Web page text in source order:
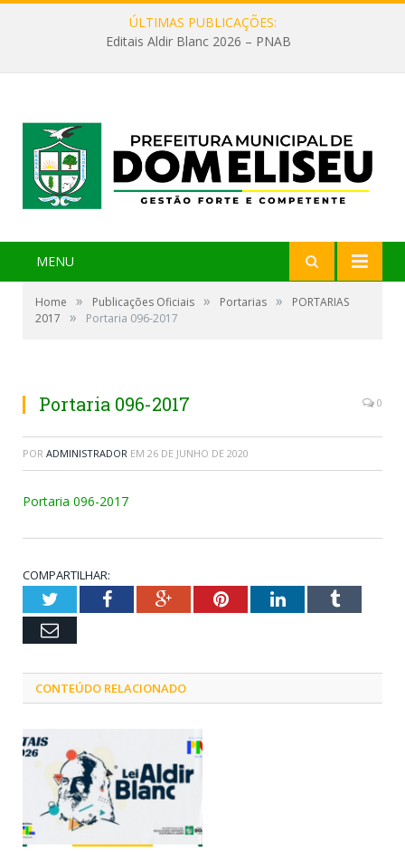
ÚLTIMAS PUBLICAÇÕES:
Editais Aldir Blanc 2026 – PNAB
MENU
Home » Publicações Oficiais » Portarias »
PORTARIAS
2017
» Portaria 096-2017
Portaria 096-2017 0
POR ADMINISTRADOR EM 26 DE JUNHO DE 2020
Portaria 096-2017
COMPARTILHAR:
TwitterFacebookGoogle+PinterestLinkedInTumblr
Email
CONTEÚDO RELACIONADO